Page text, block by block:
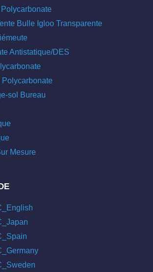
Bulle Igloo Transparente
Antistatique/DES
Polycarbonate
sol Bureau
Mesure